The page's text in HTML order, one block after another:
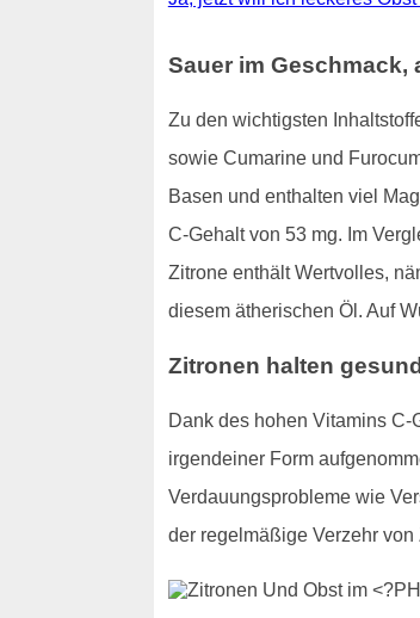
Sauer im Geschmack,
Zu den wichtigsten
sowie Cumarine und
Basen und enthalten viel
C-Gehalt von 53 mg. Im
Zitrone enthält Wertvolles,
diesem ätherischen Öl. Auf
Zitronen halten
Dank des hohen Vitamins
irgendeiner Form
Verdauungsprobleme wie
der regelmäßige Verzehr